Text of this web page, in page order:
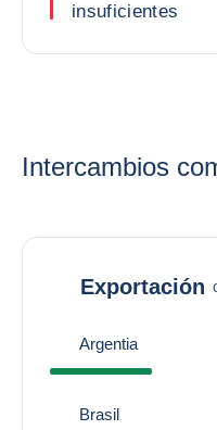
insuficientes
Intercambios
Exportación
Argentia
Brasil